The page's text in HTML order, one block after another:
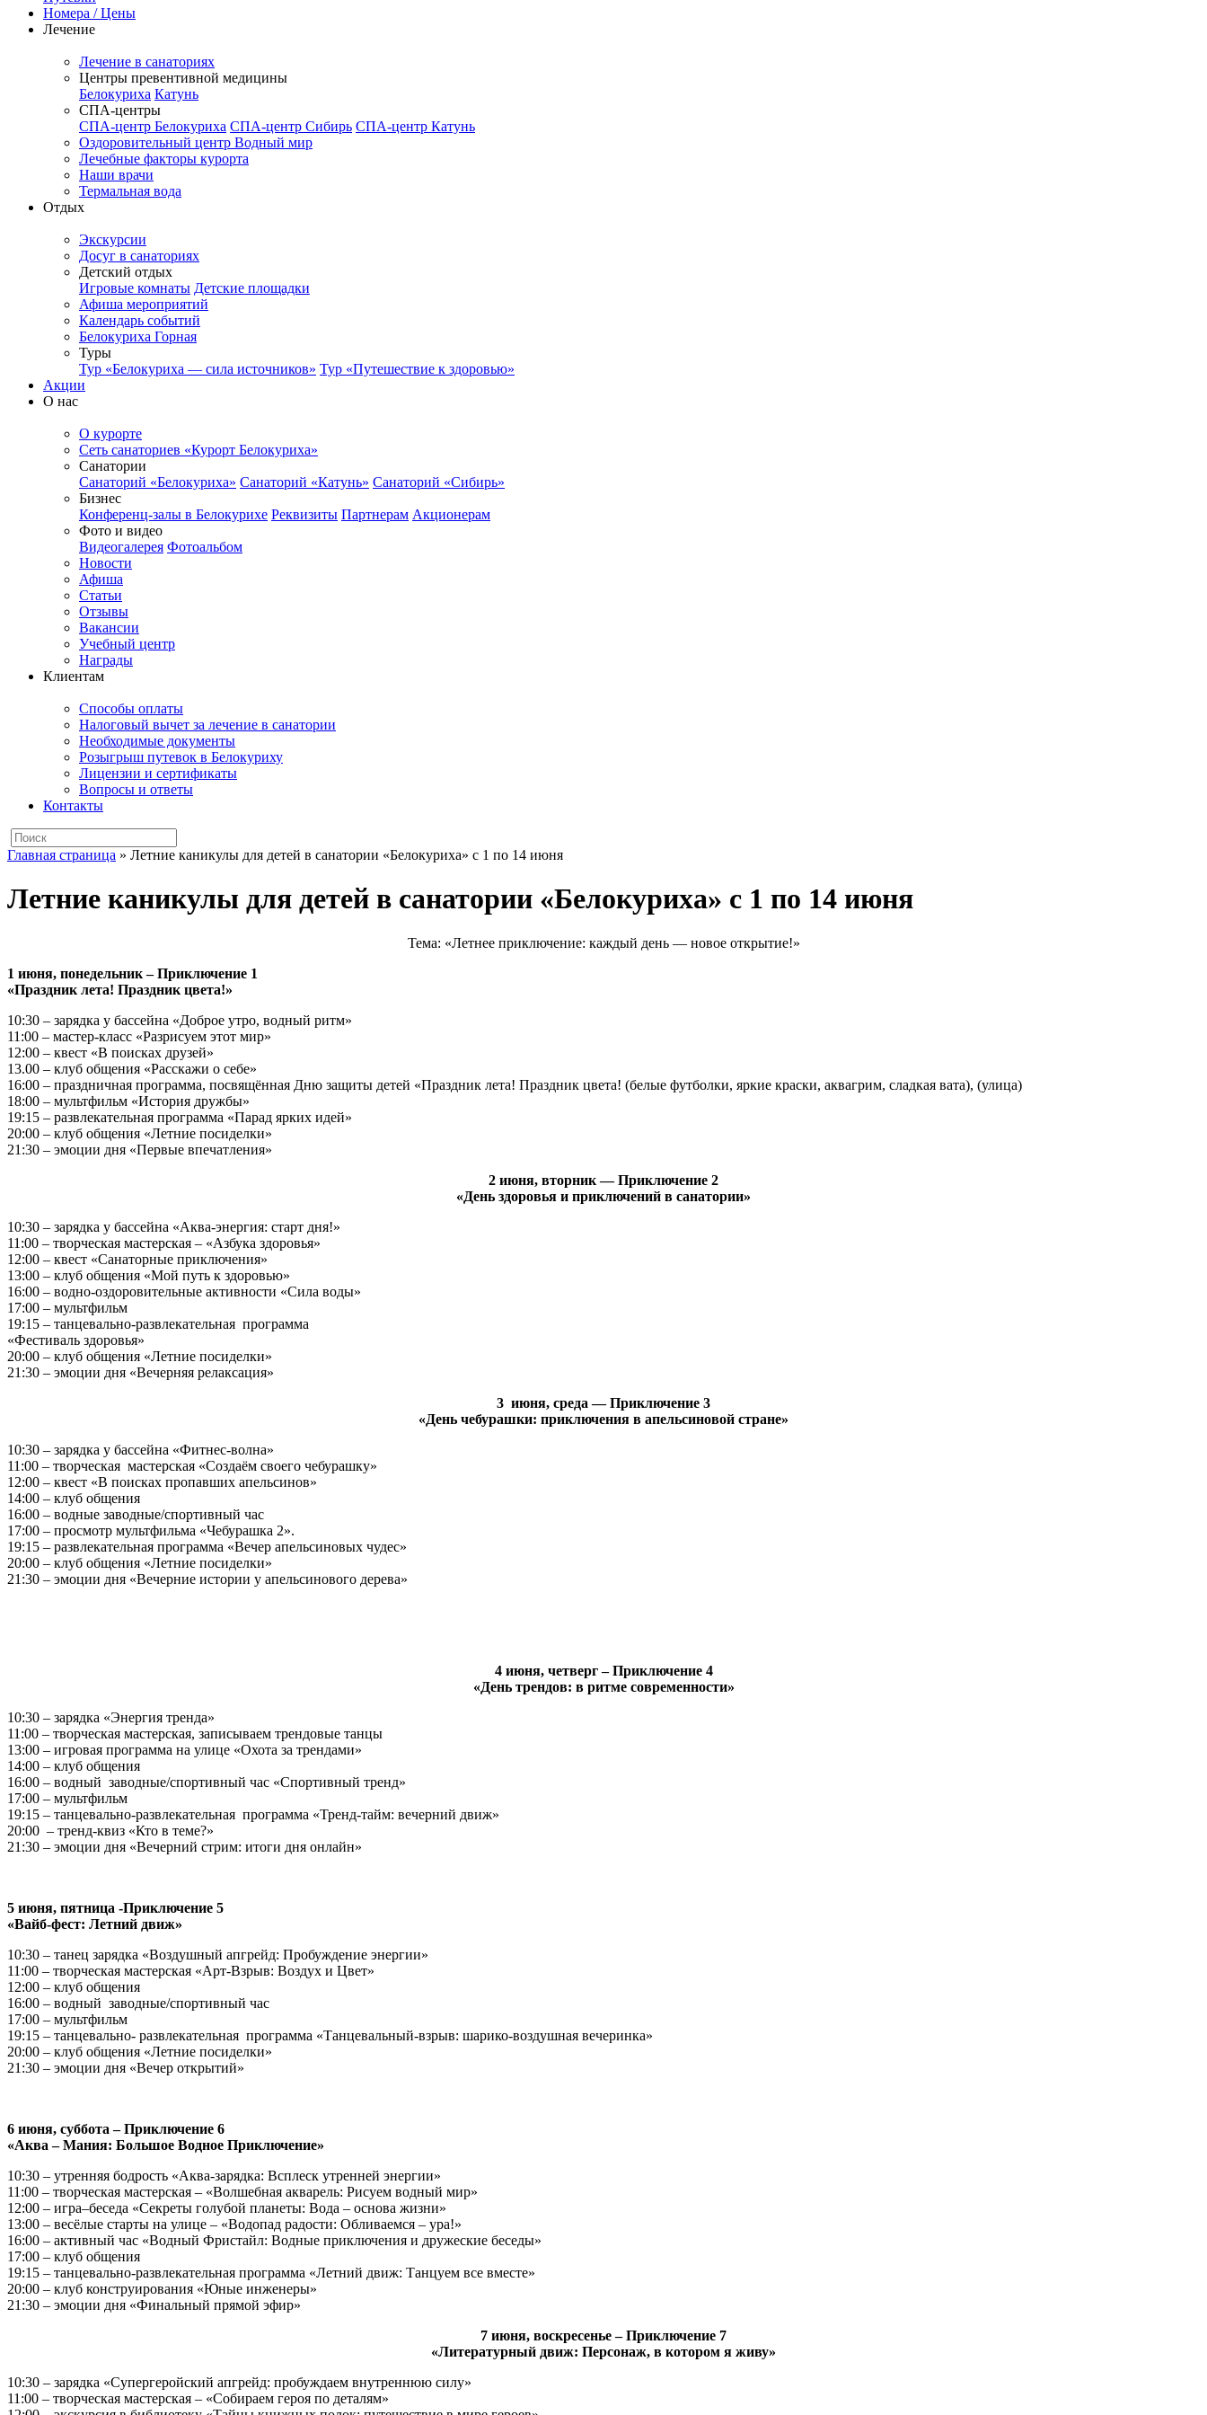
Номера / Цены
Лечение
Лечение в санаториях
Центры превентивной медицины
Белокуриха Катунь
СПА-центры
СПА-центр Белокуриха СПА-центр Сибирь СПА-центр Катунь
Оздоровительный центр Водный мир
Лечебные факторы курорта
Наши врачи
Термальная вода
Отдых
Экскурсии
Досуг в санаториях
Детский отдых
Игровые комнаты Детские площадки
Афиша мероприятий
Календарь событий
Белокуриха Горная
Туры
Тур «Белокуриха — сила источников» Тур «Путешествие к здоровью»
Акции
О нас
О курорте
Сеть санаториев «Курорт Белокуриха»
Санатории
Санаторий «Белокуриха» Санаторий «Катунь» Санаторий «Сибирь»
Бизнес
Конференц-залы в Белокурихе Реквизиты Партнерам Акционерам
Фото и видео
Видеогалерея Фотоальбом
Новости
Афиша
Статьи
Отзывы
Вакансии
Учебный центр
Награды
Клиентам
Способы оплаты
Налоговый вычет за лечение в санатории
Необходимые документы
Розыгрыш путевок в Белокуриху
Лицензии и сертификаты
Вопросы и ответы
Контакты
Главная страница » Летние каникулы для детей в санатории «Белокуриха» с 1 по 14 июня
Летние каникулы для детей в санатории «Белокуриха» с 1 по 14 июня
Тема: «Летнее приключение: каждый день — новое открытие!»
1 июня, понедельник – Приключение 1
«Праздник лета! Праздник цвета!»
10:30 – зарядка у бассейна «Доброе утро, водный ритм»
11:00 – мастер‑класс «Разрисуем этот мир»
12:00 – квест «В поисках друзей»
13.00 – клуб общения «Расскажи о себе»
16:00 – праздничная программа, посвящённая Дню защиты детей «Праздник лета! Праздник цвета! (белые футболки, яркие краски, аквагрим, сладкая вата), (улица)
18:00 – мультфильм «История дружбы»
19:15 – развлекательная программа «Парад ярких идей»
20:00 – клуб общения «Летние посиделки»
21:30 – эмоции дня «Первые впечатления»
2 июня, вторник — Приключение 2
«День здоровья и приключений в санатории»
10:30 – зарядка у бассейна «Аква-энергия: старт дня!»
11:00 – творческая мастерская – «Азбука здоровья»
12:00 – квест «Санаторные приключения»
13:00 – клуб общения «Мой путь к здоровью»
16:00 – водно‑оздоровительные активности «Сила воды»
17:00 – мультфильм
19:15 – танцевально-развлекательная программа
«Фестиваль здоровья»
20:00 – клуб общения «Летние посиделки»
21:30 – эмоции дня «Вечерняя релаксация»
3 июня, среда — Приключение 3
«День чебурашки: приключения в апельсиновой стране»
10:30 – зарядка у бассейна «Фитнес-волна»
11:00 – творческая мастерская «Создаём своего чебурашку»
12:00 – квест «В поисках пропавших апельсинов»
14:00 – клуб общения
16:00 – водные заводные/спортивный час
17:00 – просмотр мультфильма «Чебурашка 2».
19:15 – развлекательная программа «Вечер апельсиновых чудес»
20:00 – клуб общения «Летние посиделки»
21:30 – эмоции дня «Вечерние истории у апельсинового дерева»
4 июня, четверг – Приключение 4
«День трендов: в ритме современности»
10:30 – зарядка «Энергия тренда»
11:00 – творческая мастерская, записываем трендовые танцы
13:00 – игровая программа на улице «Охота за трендами»
14:00 – клуб общения
16:00 – водный заводные/спортивный час «Спортивный тренд»
17:00 – мультфильм
19:15 – танцевально-развлекательная программа «Тренд-тайм: вечерний движ»
20:00 – тренд-квиз «Кто в теме?»
21:30 – эмоции дня «Вечерний стрим: итоги дня онлайн»
5 июня, пятница -Приключение 5
«Вайб-фест: Летний движ»
10:30 – танец зарядка «Воздушный апгрейд: Пробуждение энергии»
11:00 – творческая мастерская «Арт-Взрыв: Воздух и Цвет»
12:00 – клуб общения
16:00 – водный заводные/спортивный час
17:00 – мультфильм
19:15 – танцевально- развлекательная программа «Танцевальный-взрыв: шарико-воздушная вечеринка»
20:00 – клуб общения «Летние посиделки»
21:30 – эмоции дня «Вечер открытий»
6 июня, суббота – Приключение 6
«Аква – Мания: Большое Водное Приключение»
10:30 – утренняя бодрость «Аква-зарядка: Всплеск утренней энергии»
11:00 – творческая мастерская – «Волшебная акварель: Рисуем водный мир»
12:00 – игра–беседа «Секреты голубой планеты: Вода – основа жизни»
13:00 – весёлые старты на улице – «Водопад радости: Обливаемся – ура!»
16:00 – активный час «Водный Фристайл: Водные приключения и дружеские беседы»
17:00 – клуб общения
19:15 – танцевально-развлекательная программа «Летний движ: Танцуем все вместе»
20:00 – клуб конструирования «Юные инженеры»
21:30 – эмоции дня «Финальный прямой эфир»
7 июня, воскресенье – Приключение 7
«Литературный движ: Персонаж, в котором я живу»
10:30 – зарядка «Супергеройский апгрейд: пробуждаем внутреннюю силу»
11:00 – творческая мастерская – «Собираем героя по деталям»